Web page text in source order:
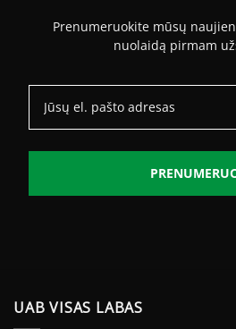
Prenumeruokite mūsų
nuolaidą pirmam
UAB VISAS LABAS